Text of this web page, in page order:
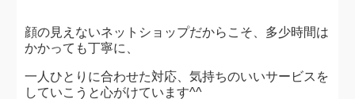
顔の見えないネットショップだからこそ、多少時間は
かかっても丁寧に、
一人ひとりに合わせた対応、気持ちのいいサービスを
していこうと心がけています^^